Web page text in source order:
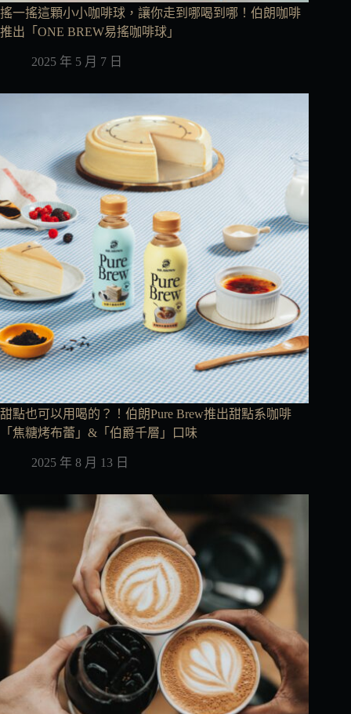
搖一搖這顆小小咖啡球，讓你走到哪喝到哪！伯朗咖啡
推出「ONE BREW易搖咖啡球」
2025 年 5 月 7 日
甜點也可以用喝的？！伯朗Pure Brew推出甜點系咖啡
「焦糖烤布蕾」&「伯爵千層」口味
2025 年 8 月 13 日